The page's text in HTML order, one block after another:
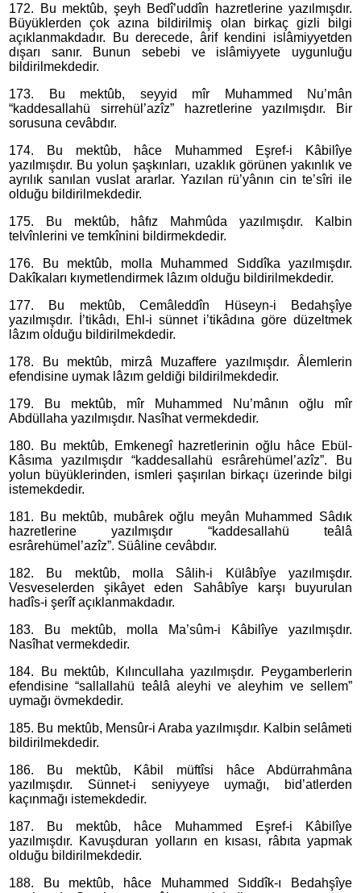
172. Bu mektûb, şeyh Bedî’uddîn hazretlerine yazılmışdır.
Büyüklerden çok azına bildirilmiş olan birkaç gizli bilgi
açıklanmakdadır. Bu derecede, ârif kendini islâmiyyetden
dışarı sanır. Bunun sebebi ve islâmiyyete uygunluğu
bildirilmekdedir.
173. Bu mektûb, seyyid mîr Muhammed Nu’mân
“kaddesallahü sirrehül’azîz” hazretlerine yazılmışdır. Bir
sorusuna cevâbdır.
174. Bu mektûb, hâce Muhammed Eşref-i Kâbilîye
yazılmışdır. Bu yolun şaşkınları, uzaklık görünen yakınlık ve
ayrılık sanılan vuslat ararlar. Yazılan rü’yânın cin te’sîri ile
olduğu bildirilmekdedir.
175. Bu mektûb, hâfız Mahmûda yazılmışdır. Kalbin
telvînlerini ve temkînini bildirmekdedir.
176. Bu mektûb, molla Muhammed Sıddîka yazılmışdır.
Dakîkaları kıymetlendirmek lâzım olduğu bildirilmekdedir.
177. Bu mektûb, Cemâleddîn Hüseyn-i Bedahşîye
yazılmışdır. İ’tikâdı, Ehl-i sünnet i’tikâdına göre düzeltmek
lâzım olduğu bildirilmekdedir.
178. Bu mektûb, mirzâ Muzaffere yazılmışdır. Âlemlerin
efendisine uymak lâzım geldiği bildirilmekdedir.
179. Bu mektûb, mîr Muhammed Nu’mânın oğlu mîr
Abdüllaha yazılmışdır. Nasîhat vermekdedir.
180. Bu mektûb, Emkenegî hazretlerinin oğlu hâce Ebül-
Kâsıma yazılmışdır “kaddesallahü esrârehümel’azîz”. Bu
yolun büyüklerinden, ismleri şaşırılan birkaçı üzerinde bilgi
istemekdedir.
181. Bu mektûb, mubârek oğlu meyân Muhammed Sâdık
hazretlerine yazılmışdır “kaddesallahü teâlâ
esrârehümel’azîz”. Süâline cevâbdır.
182. Bu mektûb, molla Sâlih-i Külâbîye yazılmışdır.
Vesveselerden şikâyet eden Sahâbîye karşı buyurulan
hadîs-i şerîf açıklanmakdadır.
183. Bu mektûb, molla Ma’sûm-i Kâbilîye yazılmışdır.
Nasîhat vermekdedir.
184. Bu mektûb, Kılıncullaha yazılmışdır. Peygamberlerin
efendisine “sallallahü teâlâ aleyhi ve aleyhim ve sellem”
uymağı övmekdedir.
185. Bu mektûb, Mensûr-i Araba yazılmışdır. Kalbin selâmeti
bildirilmekdedir.
186. Bu mektûb, Kâbil müftîsi hâce Abdürrahmâna
yazılmışdır. Sünnet-i seniyyeye uymağı, bid’atlerden
kaçınmağı istemekdedir.
187. Bu mektûb, hâce Muhammed Eşref-i Kâbilîye
yazılmışdır. Kavuşduran yolların en kısası, râbıta yapmak
olduğu bildirilmekdedir.
188. Bu mektûb, hâce Muhammed Sıddîk-ı Bedahşîye